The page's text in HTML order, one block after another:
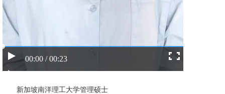
00:00 / 00:23
新加坡南洋理工大学管理硕士